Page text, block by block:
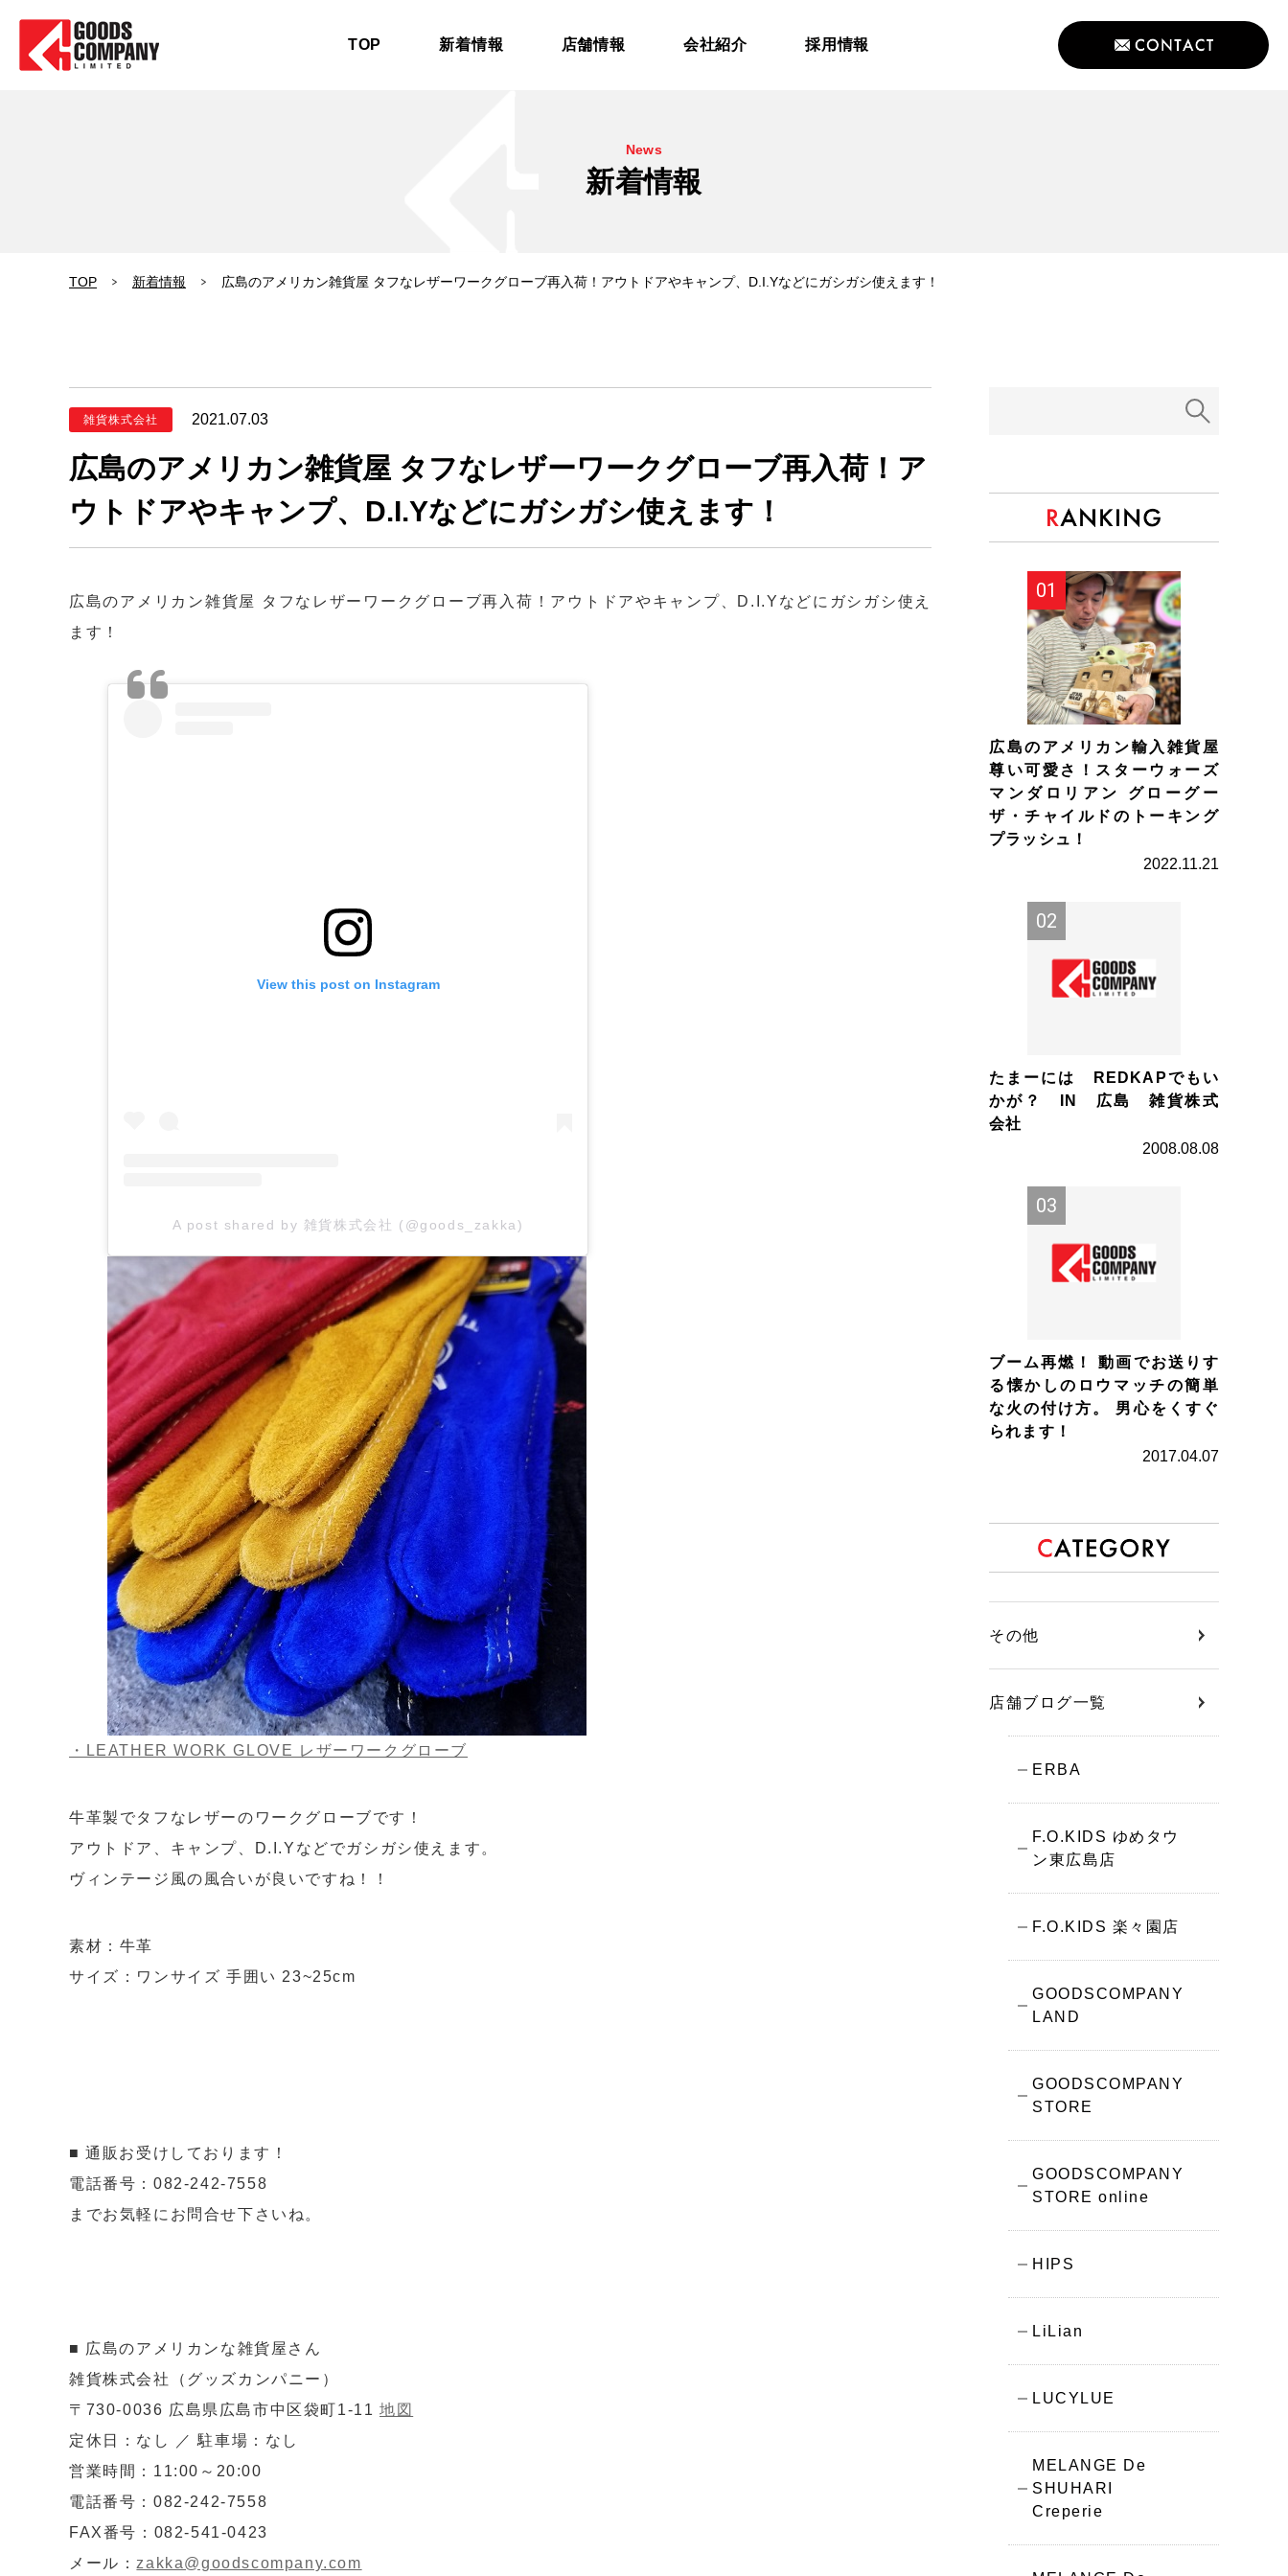
TOP 新着情報 店舗情報 会社紹介 採用情報
News
新着情報
TOP 新着情報 広島のアメリカン雑貨屋 タフなレザーワークグローブ再入荷！アウトドアやキャンプ、D.I.Yなどにガシガシ使えます！
雑貨株式会社 2021.07.03
広島のアメリカン雑貨屋 タフなレザーワークグローブ再入荷！ア
ウトドアやキャンプ、D.I.Yなどにガシガシ使えます！
広島のアメリカン雑貨屋 タフなレザーワークグローブ再入荷！アウトドアやキャンプ、D.I.Yなどにガシガシ使え
ます！
View this post on Instagram
A post shared by 雑貨株式会社 (@goods_zakka)
・LEATHER WORK GLOVE レザーワークグローブ
牛革製でタフなレザーのワークグローブです！
アウトドア、キャンプ、D.I.Yなどでガシガシ使えます。
ヴィンテージ風の風合いが良いですね！！
素材：牛革
サイズ：ワンサイズ 手囲い 23~25cm
■ 通販お受けしております！
電話番号：082-242-7558
までお気軽にお問合せ下さいね。
■ 広島のアメリカンな雑貨屋さん
雑貨株式会社（グッズカンパニー）
〒730-0036 広島県広島市中区袋町1-11 地図
定休日：なし ／ 駐車場：なし
営業時間：11:00～20:00
電話番号：082-242-7558
FAX番号：082-541-0423
メール： zakka@goodscompany.com
広島のアメリカン輸入雑貨屋
尊い可愛さ！スターウォーズ
マンダロリアン グローグー
ザ・チャイルドのトーキング
プラッシュ！
2022.11.21
たまーには REDKAPでもい
かが？ IN 広島 雑貨株式
会社
2008.08.08
ブーム再燃！ 動画でお送りす
る懐かしのロウマッチの簡単
な火の付け方。 男心をくすぐ
られます！
2017.04.07
その他
店舗ブログ一覧
ERBA
F.O.KIDS ゆめタウ
ン東広島店
F.O.KIDS 楽々園店
GOODSCOMPANY
LAND
GOODSCOMPANY
STORE
GOODSCOMPANY
STORE online
HIPS
LiLian
LUCYLUE
MELANGE De
SHUHARI
Creperie